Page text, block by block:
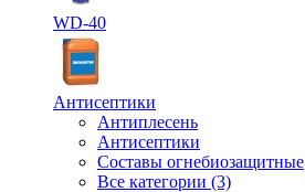
WD-40
Антисептики
Антиплесень
Антисептики
Составы огнебиозащитные
Все категории (3)